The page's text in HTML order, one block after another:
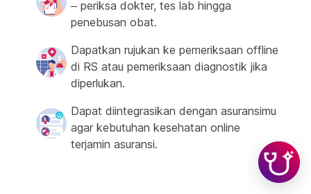
– periksa dokter, tes lab hingga
penebusan obat.
Dapatkan rujukan ke pemeriksaan offline
di RS atau pemeriksaan diagnostik jika
diperlukan.
Dapat diintegrasikan dengan asuransimu
agar kebutuhan kesehatan online
terjamin asuransi.